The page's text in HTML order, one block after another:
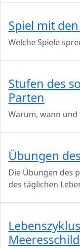
Spiel mit
Welche Spiele
Stufen des
Parten
Warum, wann
Übungen
Die Übungen des
des täglichen